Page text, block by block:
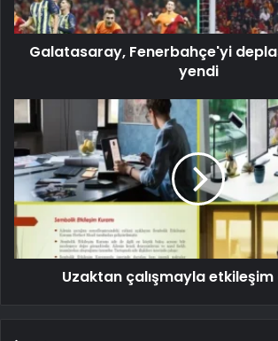
Galatasaray, Fenerbahçe'yi
yendi
Uzaktan çalışmayla